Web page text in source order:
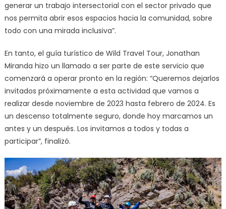
generar un trabajo intersectorial con el sector privado que
nos permita abrir esos espacios hacia la comunidad, sobre
todo con una mirada inclusiva”.
En tanto, el guía turístico de Wild Travel Tour, Jonathan
Miranda hizo un llamado a ser parte de este servicio que
comenzará a operar pronto en la región: “Queremos dejarlos
invitados próximamente a esta actividad que vamos a
realizar desde noviembre de 2023 hasta febrero de 2024. Es
un descenso totalmente seguro, donde hoy marcamos un
antes y un después. Los invitamos a todos y todas a
participar”, finalizó.